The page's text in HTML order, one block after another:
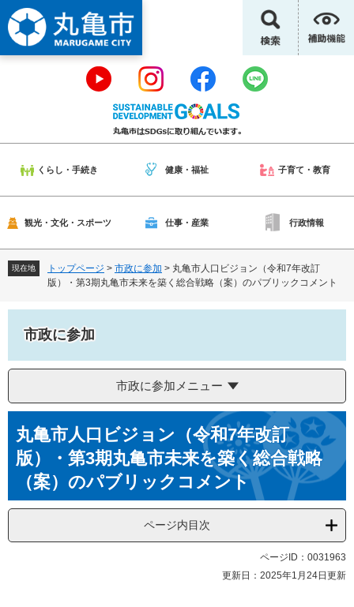
ー
ジ
の
。
ニ
ュ
ー
て
くらし・手続き 健康・福祉 子育て・教育
観光・文化・スポーツ 仕事・産業 行政情報
現在地 トップページ > 市政に参加 > 丸亀市人口ビジョン（令和7年改訂
版）・第3期丸亀市未来を築く総合戦略（案）のパブリックコメント
市政に参加
市政に参加メニュー
文丸亀市人口ビジョン（令和7年改訂
版）・第3期丸亀市未来を築く総合戦略
（案）のパブリックコメント
ページ内目次
ページID：0031963
更新日：2025年1月24日更新